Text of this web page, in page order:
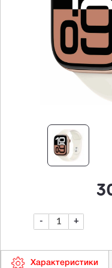
- +
Характеристики